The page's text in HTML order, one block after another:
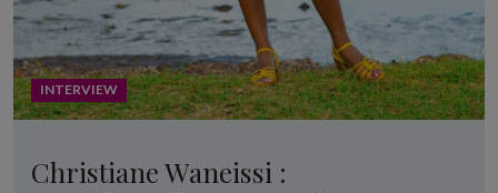
INTERVIEW
Christiane Waneissi :